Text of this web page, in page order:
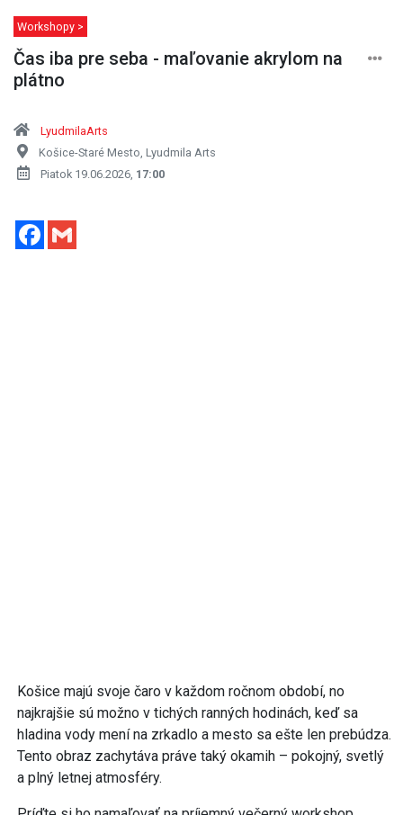
Workshopy >
Čas iba pre seba - maľovanie akrylom na
plátno
LyudmilaArts
Košice-Staré Mesto, Lyudmila Arts
Piatok 19.06.2026, 17:00
Facebook
Košice majú svoje čaro v každom ročnom období, no
najkrajšie sú možno v tichých ranných hodinách, keď sa
hladina vody mení na zrkadlo a mesto sa ešte len prebúdza.
Tento obraz zachytáva práve taký okamih – pokojný, svetlý
a plný letnej atmosféry.